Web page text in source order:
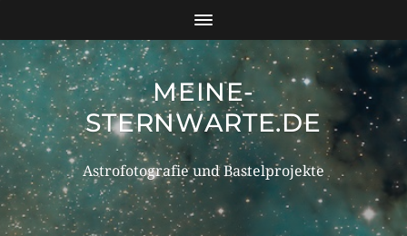
MEINE-
STERNWARTE.DE
Astrofotografie und Bastelprojekte